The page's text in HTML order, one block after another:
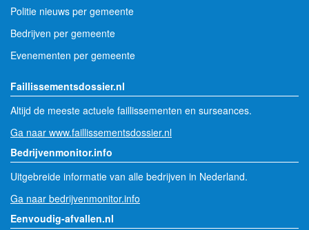
Politie nieuws per gemeente
Bedrijven per gemeente
Evenementen per gemeente
Faillissementsdossier.nl
Altijd de meeste actuele faillissementen en surseances.
Ga naar www.faillissementsdossier.nl
Bedrijvenmonitor.info
Uitgebreide informatie van alle bedrijven in Nederland.
Ga naar bedrijvenmonitor.info
Eenvoudig-afvallen.nl